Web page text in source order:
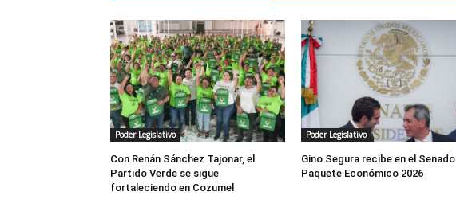
Poder Legislativo
Con Renán Sánchez Tajonar, el
Partido Verde se sigue
fortaleciendo en Cozumel
Poder Legislativo
Gino Segura recibe en el Senado
Paquete Económico 2026